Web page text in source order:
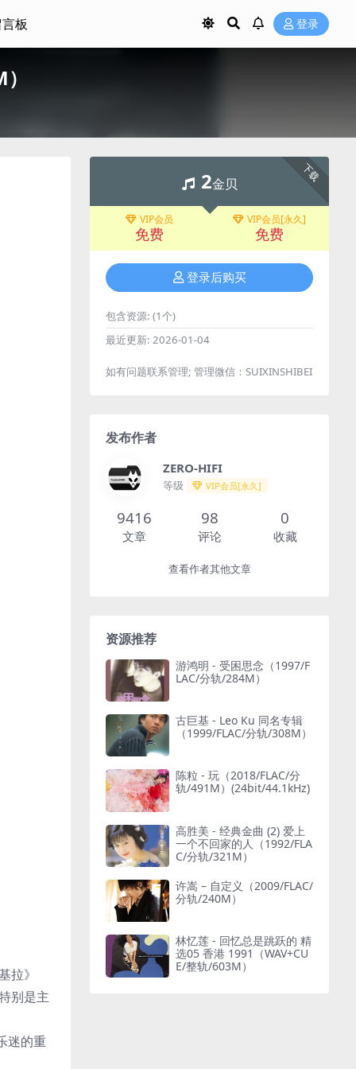
板 登录
拉》
别是主
迷的重
下载
2金贝
VIP会员
免费
VIP会员[永久]
免费
登录后购买
包含资源: (1个)
最近更新: 2026-01-04
如有问题联系管理; 管理微信：SUIXINSHIBEI
发布作者
ZERO-HIFI
等级 VIP会员[永久]
9416
文章
98
评论
0
收藏
查看作者其他文章
资源推荐
游鸿明 - 受困思念（1997/F
LAC/分轨/284M）
古巨基 - Leo Ku 同名专辑
（1999/FLAC/分轨/308M）
陈粒 - 玩（2018/FLAC/分
轨/491M）(24bit/44.1kHz)
高胜美 - 经典金曲 (2) 爱上
一个不回家的人（1992/FLA
C/分轨/321M）
许嵩 – 自定义（2009/FLAC/
分轨/240M）
林忆莲 - 回忆总是跳跃的 精
选05 香港 1991（WAV+CU
E/整轨/603M）